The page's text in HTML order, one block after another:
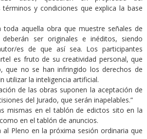
y condiciones que explica la base
toda aquella obra que muestre señales de
ser originales e inéditos, siendo
es de que así sea. Los participantes
es fruto de su creatividad personal, que
que no se han infringido los derechos de
utilizar la inteligencia artificial.
de las obras suponen la aceptación de
del Jurado, que serán inapelables.”
mismas en el tablón de edictos sito en la
en el tablón de anuncios.
al Pleno en la próxima sesión ordinaria que